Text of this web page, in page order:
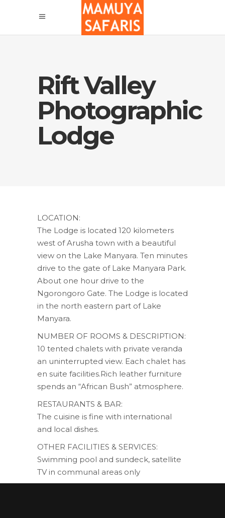
Rift Valley
Photographic
Lodge
LOCATION:
The Lodge is located 120 kilometers
west of Arusha town with a beautiful
view on the Lake Manyara. Ten minutes
drive to the gate of Lake Manyara Park.
About one hour drive to the
Ngorongoro Gate. The Lodge is located
in the north eastern part of Lake
Manyara.
NUMBER OF ROOMS & DESCRIPTION:
10 tented chalets with private veranda
an uninterrupted view. Each chalet has
en suite facilities.Rich leather furniture
spends an “African Bush” atmosphere.
RESTAURANTS & BAR:
The cuisine is fine with international
and local dishes.
OTHER FACILITIES & SERVICES:
Swimming pool and sundeck, satellite
TV in communal areas only